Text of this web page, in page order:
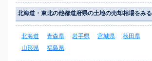
北海道・東北の他都道府県の土地の売却相場をみる
北海道 青森県 岩手県 宮城県
秋田県
山形県
福島県